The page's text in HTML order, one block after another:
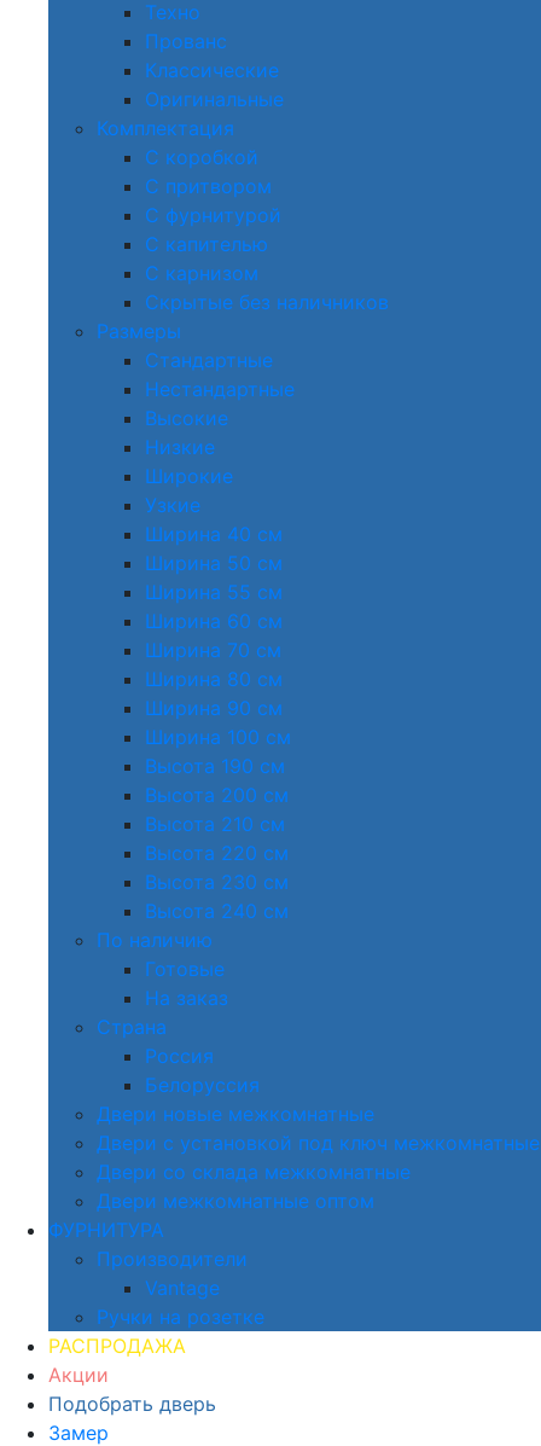
Техно
Прованс
Классические
Оригинальные
Комплектация
С коробкой
С притвором
С фурнитурой
С капителью
С карнизом
Скрытые без наличников
Размеры
Стандартные
Нестандартные
Высокие
Низкие
Широкие
Узкие
Ширина 40 см
Ширина 50 см
Ширина 55 см
Ширина 60 см
Ширина 70 см
Ширина 80 см
Ширина 90 см
Ширина 100 см
Высота 190 см
Высота 200 см
Высота 210 см
Высота 220 см
Высота 230 см
Высота 240 см
По наличию
Готовые
На заказ
Страна
Россия
Белоруссия
Двери новые межкомнатные
Двери с установкой под ключ межкомнатные
Двери со склада межкомнатные
Двери межкомнатные оптом
ФУРНИТУРА
Производители
Vantage
Ручки на розетке
РАСПРОДАЖА
Акции
Подобрать дверь
Замер